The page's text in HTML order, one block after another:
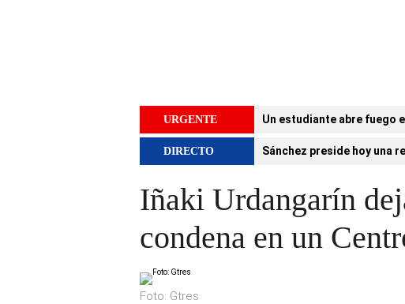
URGENTE Un estudiante abre fuego
DIRECTO Sánchez preside hoy una
Iñaki Urdangarín
condena en un
Foto: Gtres